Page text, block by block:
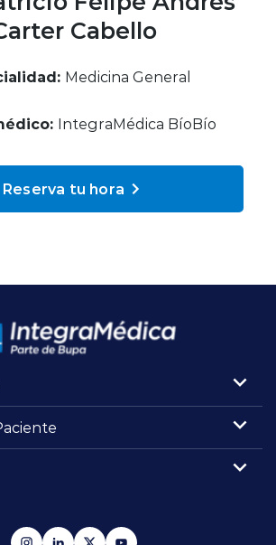
Reserva de Horas
Mi Portal Bupa
Cabello
Medicina General
IntegraMédica BíoBío
Reserva tu hora